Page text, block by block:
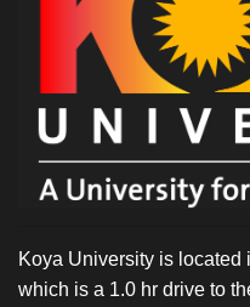
Koya University is located
which is a 1.0 hr drive to